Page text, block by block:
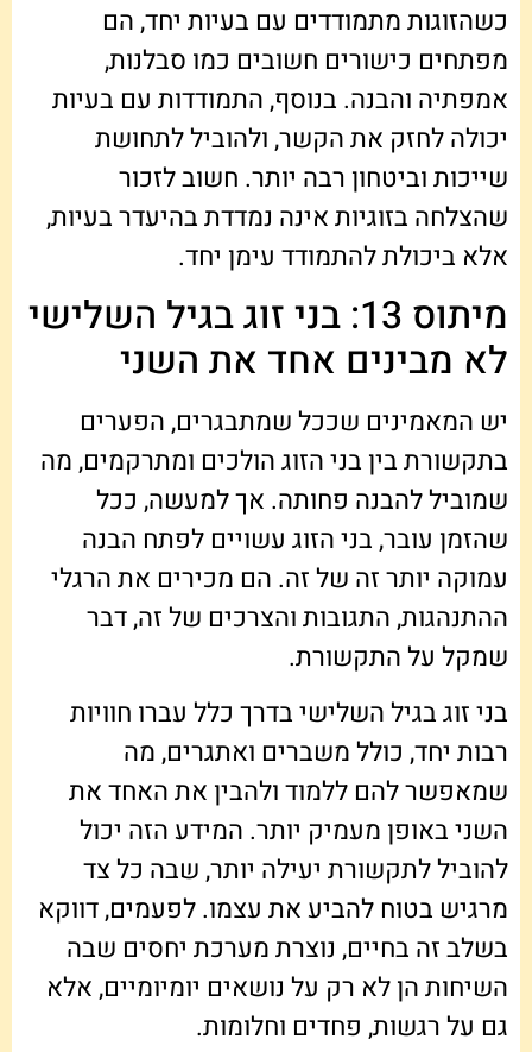
כשהזוגות מתמודדים עם בעיות יחד, הם
מפתחים כישורים חשובים כמו סבלנות,
אמפתיה והבנה. בנוסף, התמודדות עם בעיות
יכולה לחזק את הקשר, ולהוביל לתחושת
שייכות וביטחון רבה יותר. חשוב לזכור
שהצלחה בזוגיות אינה נמדדת בהיעדר בעיות,
אלא ביכולת להתמודד עימן יחד.
מיתוס 13: בני זוג בגיל השלישי
לא מבינים אחד את השני
יש המאמינים שככל שמתבגרים, הפערים
בתקשורת בין בני הזוג הולכים ומתרקמים, מה
שמוביל להבנה פחותה. אך למעשה, ככל
שהזמן עובר, בני הזוג עשויים לפתח הבנה
עמוקה יותר זה של זה. הם מכירים את הרגלי
ההתנהגות, התגובות והצרכים של זה, דבר
שמקל על התקשורת.
בני זוג בגיל השלישי בדרך כלל עברו חוויות
רבות יחד, כולל משברים ואתגרים, מה
שמאפשר להם ללמוד ולהבין את האחד את
השני באופן מעמיק יותר. המידע הזה יכול
להוביל לתקשורת יעילה יותר, שבה כל צד
מרגיש בטוח להביע את עצמו. לפעמים, דווקא
בשלב זה בחיים, נוצרת מערכת יחסים שבה
השיחות הן לא רק על נושאים יומיומיים, אלא
גם על רגשות, פחדים וחלומות.